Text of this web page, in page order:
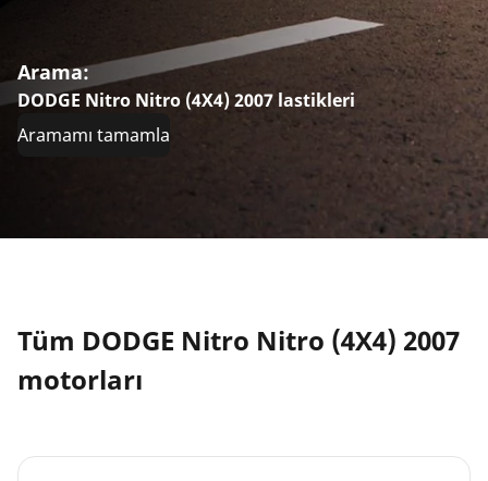
Arama:
DODGE Nitro Nitro (4X4) 2007 lastikleri
Aramamı tamamla
Tüm DODGE Nitro Nitro (4X4) 2007
motorları